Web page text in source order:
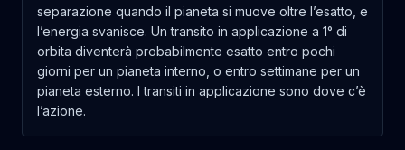
separazione quando il pianeta si muove oltre l’esatto, e
l’energia svanisce. Un transito in applicazione a 1° di
orbita diventerà probabilmente esatto entro pochi
giorni per un pianeta interno, o entro settimane per un
pianeta esterno. I transiti in applicazione sono dove c’è
l’azione.